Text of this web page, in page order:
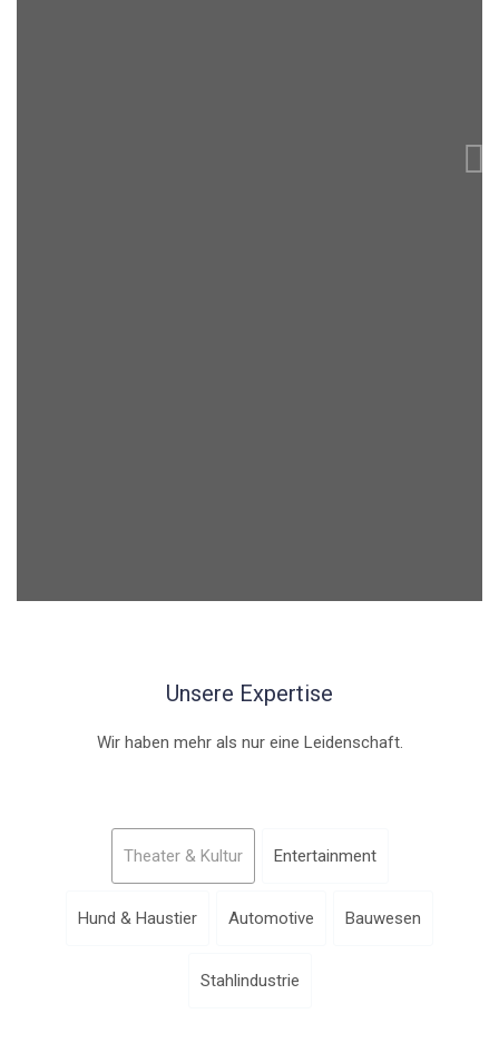
Unsere Expertise
Wir haben mehr als nur eine Leidenschaft.
Theater & Kultur Entertainment
Hund & Haustier Automotive Bauwesen
Stahlindustrie